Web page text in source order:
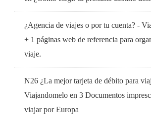
¿Agencia de viajes o por tu cuenta? -
+ 1 páginas web de referencia para
viaje.
N26 ¿La mejor tarjeta de débito para
Viajandomelo en 3 Documentos
viajar por Europa